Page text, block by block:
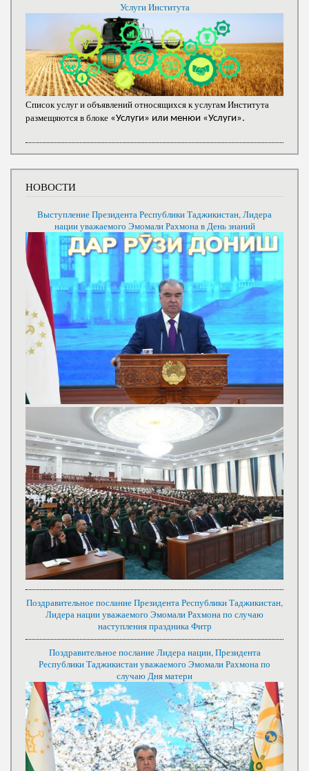
Услуги Института
Список услуг и объявлений относящихся к услугам Института
размещяются в блоке «Услуги» или менюи «Услуги».
НОВОСТИ
Выступление Президента Республики Таджикистан, Лидера
нации уважаемого Эмомали Рахмона в День знаний
Поздравительное послание Президента Республики Таджикистан,
Лидера нации уважаемого Эмомали Рахмона по случаю
наступления праздника Фитр
Поздравительное послание Лидера нации, Президента
Республики Таджикистан уважаемого Эмомали Рахмона по
случаю Дня матери